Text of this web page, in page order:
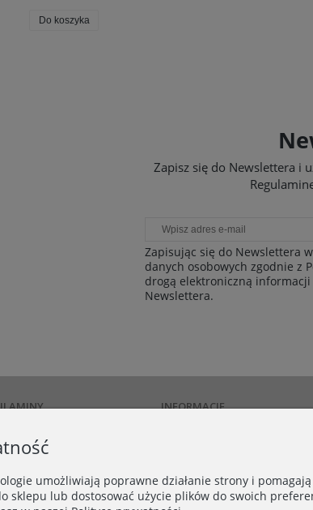
Do koszyka
Zapisz się do Newslettera i
Zapisując się do Newslettera
danych osobowych zgodnie z
drogą elektroniczną
Newslettera.
Newslettera
zamieszczania opinii
INFORMACJE
Kontakt
umożliwiają poprawne działanie strony i
sklepu lub dostosować użycie plików do swoich